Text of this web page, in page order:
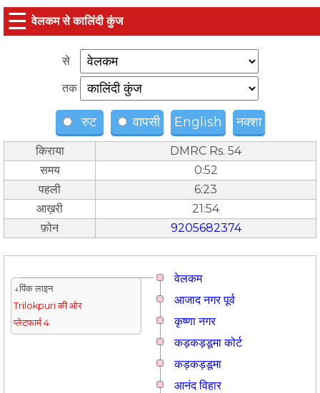
☰ वेलकम से कालिंदी कुंज
से
तक
रुट वापसी English नक्शा
किराया
DMRC Rs. 54
समय
0:52
पहली
6:23
आख़री
21:54
फ़ोन
9205682374
वेलकम
↓पिंक लाइन
Trilokpuri की ओर
प्लेटफार्म 4
आजाद नगर पूर्व
कृष्णा नगर
कड़कड़डूमा कोर्ट
कड़कड़डूमा
आनंद विहार